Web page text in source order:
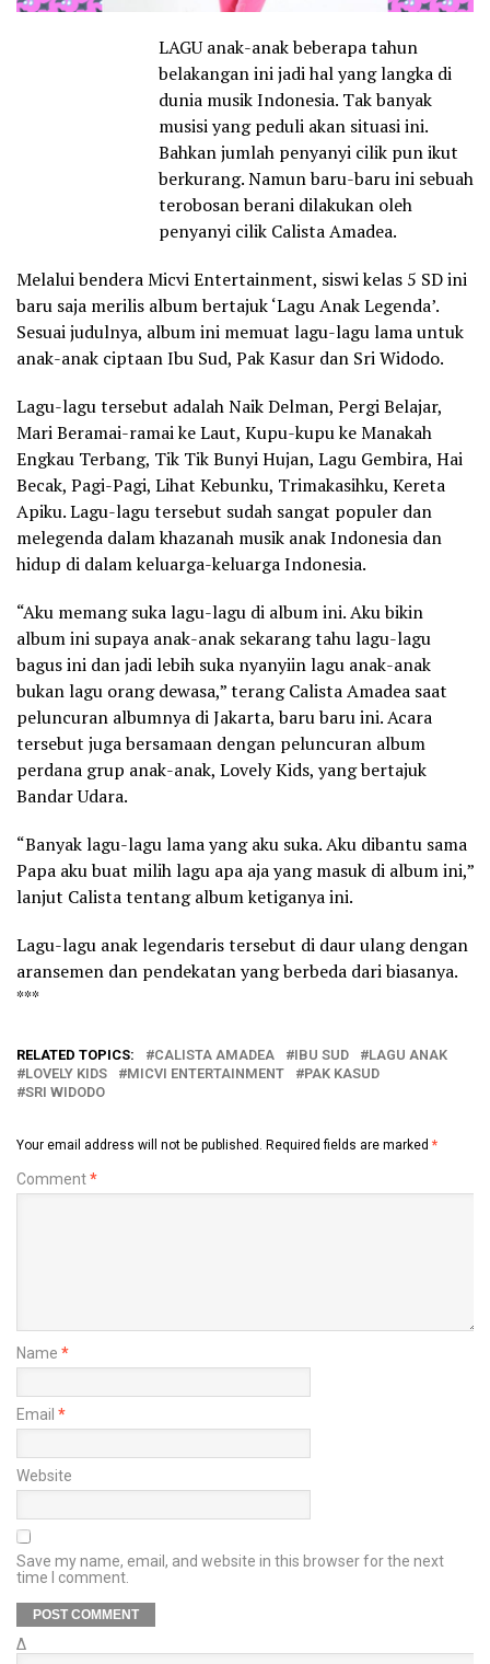
LAGU anak-anak beberapa tahun
belakangan ini jadi hal yang langka di
dunia musik Indonesia. Tak banyak
musisi yang peduli akan situasi ini.
Bahkan jumlah penyanyi cilik pun ikut
berkurang. Namun baru-baru ini sebuah
terobosan berani dilakukan oleh
penyanyi cilik Calista Amadea.
Melalui bendera Micvi Entertainment, siswi kelas 5 SD ini
baru saja merilis album bertajuk ‘Lagu Anak Legenda’.
Sesuai judulnya, album ini memuat lagu-lagu lama untuk
anak-anak ciptaan Ibu Sud, Pak Kasur dan Sri Widodo.
Lagu-lagu tersebut adalah Naik Delman, Pergi Belajar,
Mari Beramai-ramai ke Laut, Kupu-kupu ke Manakah
Engkau Terbang, Tik Tik Bunyi Hujan, Lagu Gembira, Hai
Becak, Pagi-Pagi, Lihat Kebunku, Trimakasihku, Kereta
Apiku. Lagu-lagu tersebut sudah sangat populer dan
melegenda dalam khazanah musik anak Indonesia dan
hidup di dalam keluarga-keluarga Indonesia.
“Aku memang suka lagu-lagu di album ini. Aku bikin
album ini supaya anak-anak sekarang tahu lagu-lagu
bagus ini dan jadi lebih suka nyanyiin lagu anak-anak
bukan lagu orang dewasa,” terang Calista Amadea saat
peluncuran albumnya di Jakarta, baru baru ini. Acara
tersebut juga bersamaan dengan peluncuran album
perdana grup anak-anak, Lovely Kids, yang bertajuk
Bandar Udara.
“Banyak lagu-lagu lama yang aku suka. Aku dibantu sama
Papa aku buat milih lagu apa aja yang masuk di album ini,”
lanjut Calista tentang album ketiganya ini.
Lagu-lagu anak legendaris tersebut di daur ulang dengan
aransemen dan pendekatan yang berbeda dari biasanya.
***
RELATED TOPICS: CALISTA AMADEA IBU SUD
LAGU ANAK
LOVELY KIDS
MICVI ENTERTAINMENT
PAK KASUD
SRI WIDODO
Your email address will not be published. Required fields are marked *
Comment*
Name *
Email *
Website
Save my name, email, and website in this browser for the next
time I comment.
Δ